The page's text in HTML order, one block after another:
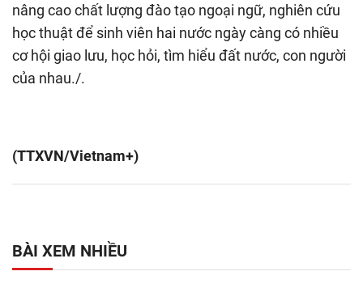
nâng cao chất lượng đào tạo ngoại ngữ, nghiên cứu
học thuật để sinh viên hai nước ngày càng có nhiều
cơ hội giao lưu, học hỏi, tìm hiểu đất nước, con người
của nhau./.
(TTXVN/Vietnam+)
BÀI XEM NHIỀU